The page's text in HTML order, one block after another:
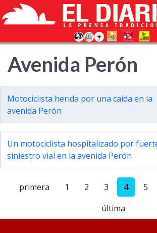
Avenida Perón
Motociclista herida por una caída en la
avenida Perón
Un motociclista hospitalizado por
siniestro vial en la avenida Perón
primera 1 2 3 4 5
última